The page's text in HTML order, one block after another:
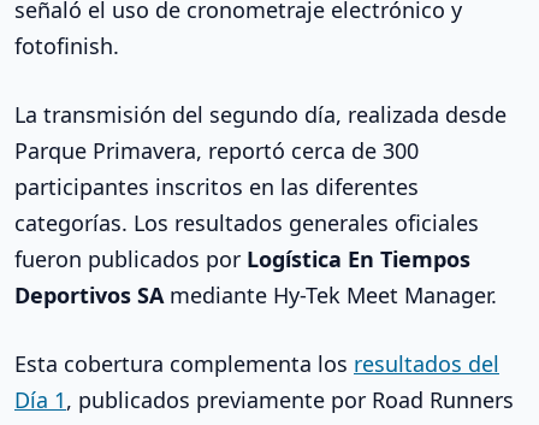
señaló el uso de cronometraje electrónico y
fotofinish.
La transmisión del segundo día, realizada desde
Parque Primavera, reportó cerca de 300
participantes inscritos en las diferentes
categorías. Los resultados generales oficiales
fueron publicados por Logística En Tiempos
Deportivos SA mediante Hy-Tek Meet Manager.
Esta cobertura complementa los resultados del
Día 1, publicados previamente por Road Runners